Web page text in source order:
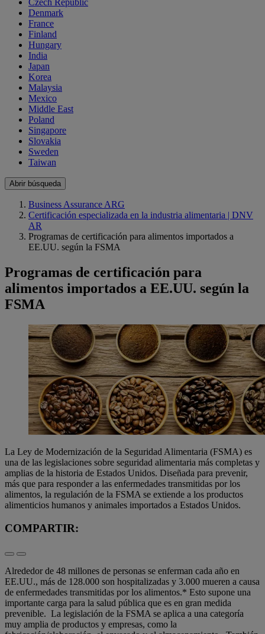
Czech Republic
Denmark
France
Finland
Hungary
India
Japan
Korea
Malaysia
Mexico
Middle East
Poland
Singapore
Slovakia
Sweden
Taiwan
Abrir búsqueda
Business Assurance ARG
Certificación especializada en la industria alimentaria | DNV
AR
Programas de certificación para alimentos importados a
EE.UU. según la FSMA
Programas de certificación para
alimentos importados a EE.UU. según la
FSMA
La Ley de Modernización de la Seguridad Alimentaria (FSMA) es
una de las legislaciones sobre seguridad alimentaria más completas y
amplias de la historia de Estados Unidos. Diseñada para prevenir,
más que para responder a las enfermedades transmitidas por los
alimentos, la regulación de la FSMA se extiende a los productos
alimenticios humanos y animales importados a Estados Unidos.
COMPARTIR:
Alrededor de 48 millones de personas se enferman cada año en
EE.UU., más de 128.000 son hospitalizadas y 3.000 mueren a causa
de enfermedades transmitidas por los alimentos.* Esto supone una
importante carga para la salud pública que es en gran medida
prevenible. La legislación de la FSMA se aplica a una categoría
muy amplia de productos y empresas, como la